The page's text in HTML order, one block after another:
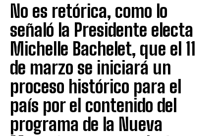
No es retórica, como lo
señaló la Presidente electa
Michelle Bachelet, que el 11
de marzo se iniciará un
proceso histórico para el
país por el contenido del
programa de la Nueva